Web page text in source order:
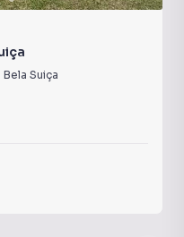
Bela Suiça